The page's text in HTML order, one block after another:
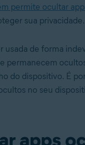
permite ocultar
sua privacidade.
usada de forma
permanecem
do dispositivo. É
no seu
apps